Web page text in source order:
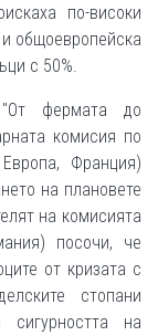
по-високи
общоевропейска
с 50%.
"От фермата до
комисия по
Франция)
на плановете
на комисията
посочи, че
от кризата с
стопани
на